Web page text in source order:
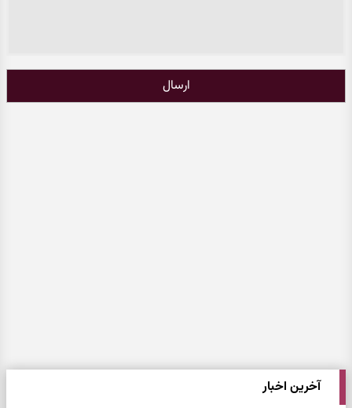
ارسال
آخرین اخبار